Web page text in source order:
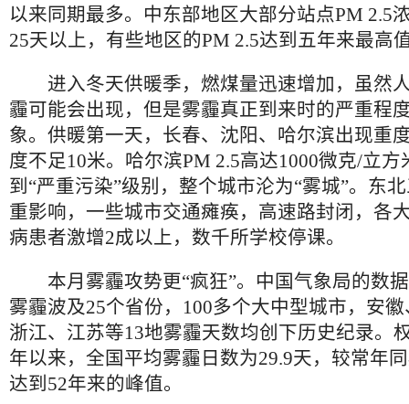
以来同期最多。中东部地区大部分站点PM 2.5
25天以上，有些地区的PM 2.5达到五年来最高
进入冬天供暖季，燃煤量迅速增加，虽然
霾可能会出现，但是雾霾真正到来时的严重程
象。供暖第一天，长春、沈阳、哈尔滨出现重
度不足10米。哈尔滨PM 2.5高达1000微克/立
到“严重污染”级别，整个城市沦为“雾城”。东
重影响，一些城市交通瘫痪，高速路封闭，各
病患者激增2成以上，数千所学校停课。
本月雾霾攻势更“疯狂”。中国气象局的数据
雾霾波及25个省份，100多个大中型城市，安
浙江、江苏等13地雾霾天数均创下历史纪录。
年以来，全国平均雾霾日数为29.9天，较常年
达到52年来的峰值。